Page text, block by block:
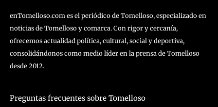
enTomelloso.com es el periódico de Tomelloso, especializado en
noticias de Tomelloso y comarca. Con rigor y cercanía,
ofrecemos actualidad política, cultural, social y deportiva,
consolidándonos como medio líder en la prensa de Tomelloso
desde 2012.
Preguntas frecuentes sobre Tomelloso